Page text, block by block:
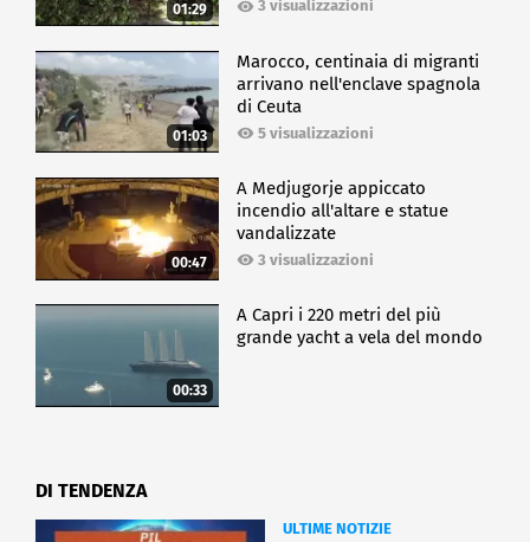
01:29 3 visualizzazioni
01:03
Marocco, centinaia di migranti
arrivano nell'enclave spagnola
di Ceuta
5 visualizzazioni
00:47
A Medjugorje appiccato
incendio all'altare e statue
vandalizzate
3 visualizzazioni
00:33
A Capri i 220 metri del più
grande yacht a vela del mondo
DI TENDENZA
ULTIME NOTIZIE